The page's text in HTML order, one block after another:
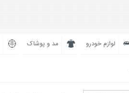
لوازم خودرو مد و پوشاک